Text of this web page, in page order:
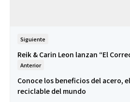
Siguiente
Reik & Carin Leon lanzan “El
Anterior
Conoce los beneficios del acero,
reciclable del mundo